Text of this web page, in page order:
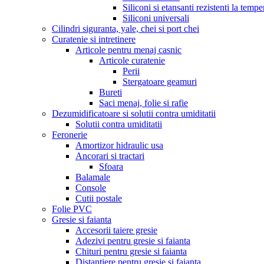
Siliconi si etansanti rezistenti la
Siliconi universali
Cilindri siguranta, yale, chei si port chei
Curatenie si intretinere
Articole pentru menaj casnic
Articole curatenie
Perii
Stergatoare geamuri
Bureti
Saci menaj, folie si rafie
Dezumidificatoare si solutii contra umiditatii
Solutii contra umiditatii
Feronerie
Amortizor hidraulic usa
Ancorari si tractari
Sfoara
Balamale
Console
Cutii postale
Folie PVC
Gresie si faianta
Accesorii taiere gresie
Adezivi pentru gresie si faianta
Chituri pentru gresie si faianta
Distantiere pentru gresie si faianta